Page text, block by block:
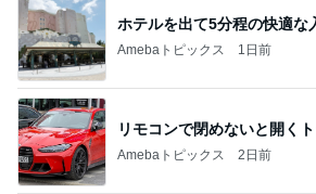
ホテルを出て5分程の快適な
Amebaトピックス 1日前
リモコンで閉めないと開く
Amebaトピックス 2日前